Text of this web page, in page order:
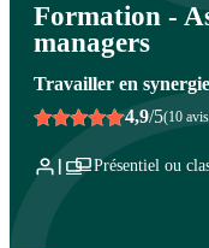
Formation -
managers
Travailler en
4,9/5(10
Présentiel ou